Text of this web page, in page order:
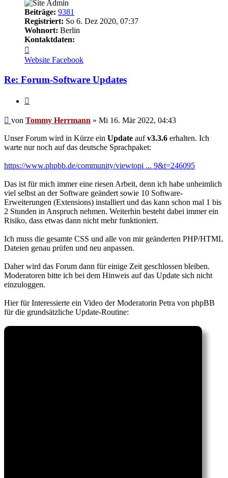
Beiträge: 9381
Registriert: So 6. Dez 2020, 07:37
Wohnort: Berlin
Kontaktdaten:
von
Tommy
Herrmann
Website Facebook
Re: Forum-Software Updates
Ungelesener
von Tommy Herrmann » Mi 16. Mär 2022, 04:43
Unser Forum wird in Kürze ein Update aufv3.3.6 erhalten. Ich
warte nur noch auf das deutsche Sprachpaket:
https://www.phpbb.de/community/viewtopi ... 9&t=246095
Das ist für mich immer eine riesen Arbeit, denn ich habe unheimlich
viel selbst an der Software geändert sowie 10 Software-
Erweiterungen (Extensions) installiert und das kann schon mal 1 bis
2 Stunden in Anspruch nehmen. Weiterhin besteht dabei immer ein
Risiko, dass etwas dann nicht mehr funktioniert.
Ich muss die gesamte CSS und alle von mir geänderten PHP/HTML
Dateien genau prüfen und neu anpassen.
Daher wird das Forum dann für einige Zeit geschlossen bleiben.
Moderatoren bitte ich bei dem Hinweis auf das Update sich nicht
einzuloggen.
Hier für Interessierte ein Video der Moderatorin Petra von phpBB
für die grundsätzliche Update-Routine: